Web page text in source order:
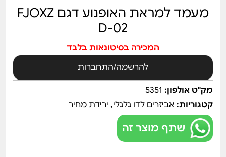
מעמד למראת האופנוע דגם FJOXZ
D-02
המכירה בסיטונאות בלבד
להרשמה/התחברות
מק"ט אולפון: 5351
קטגוריות: אביזרים לדו גלגלי, ירידת מחיר
שתף מוצר זה